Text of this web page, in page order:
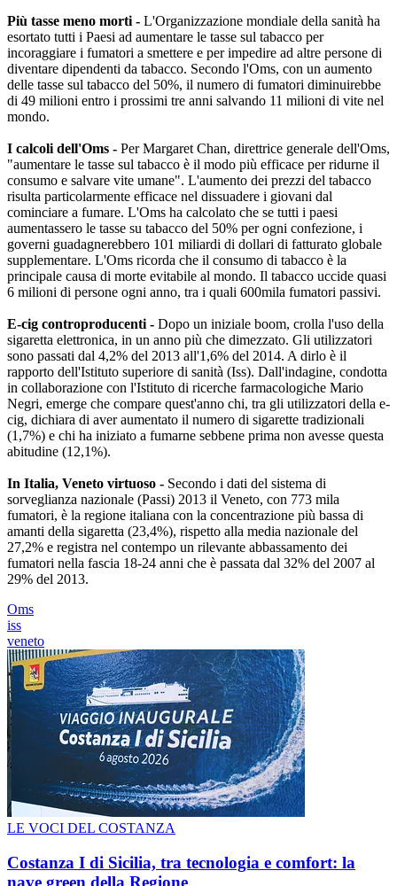
Più tasse meno morti - L'Organizzazione mondiale della sanità ha
esortato tutti i Paesi ad aumentare le tasse sul tabacco per
incoraggiare i fumatori a smettere e per impedire ad altre persone di
diventare dipendenti da tabacco. Secondo l'Oms, con un aumento
delle tasse sul tabacco del 50%, il numero di fumatori diminuirebbe
di 49 milioni entro i prossimi tre anni salvando 11 milioni di vite nel
mondo.
I calcoli dell'Oms - Per Margaret Chan, direttrice generale dell'Oms,
"aumentare le tasse sul tabacco è il modo più efficace per ridurne il
consumo e salvare vite umane". L'aumento dei prezzi del tabacco
risulta particolarmente efficace nel dissuadere i giovani dal
cominciare a fumare. L'Oms ha calcolato che se tutti i paesi
aumentassero le tasse su tabacco del 50% per ogni confezione, i
governi guadagnerebbero 101 miliardi di dollari di fatturato globale
supplementare. L'Oms ricorda che il consumo di tabacco è la
principale causa di morte evitabile al mondo. Il tabacco uccide quasi
6 milioni di persone ogni anno, tra i quali 600mila fumatori passivi.
E-cig controproducenti - Dopo un iniziale boom, crolla l'uso della
sigaretta elettronica, in un anno più che dimezzato. Gli utilizzatori
sono passati dal 4,2% del 2013 all'1,6% del 2014. A dirlo è il
rapporto dell'Istituto superiore di sanità (Iss). Dall'indagine, condotta
in collaborazione con l'Istituto di ricerche farmacologiche Mario
Negri, emerge che compare quest'anno chi, tra gli utilizzatori della e-
cig, dichiara di aver aumentato il numero di sigarette tradizionali
(1,7%) e chi ha iniziato a fumarne sebbene prima non avesse questa
abitudine (12,1%).
In Italia, Veneto virtuoso - Secondo i dati del sistema di
sorveglianza nazionale (Passi) 2013 il Veneto, con 773 mila
fumatori, è la regione italiana con la concentrazione più bassa di
amanti della sigaretta (23,4%), rispetto alla media nazionale del
27,2% e registra nel contempo un rilevante abbassamento dei
fumatori nella fascia 18-24 anni che è passata dal 32% del 2007 al
29% del 2013.
Oms
iss
veneto
LE VOCI DEL COSTANZA
Costanza I di Sicilia, tra tecnologia e comfort: la
nave green della Regione